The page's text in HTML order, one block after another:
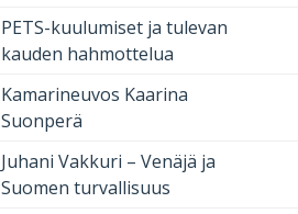
PETS-kuulumiset ja tulevan
kauden hahmottelua
Kamarineuvos Kaarina
Suonperä
Juhani Vakkuri – Venäjä ja
Suomen turvallisuus